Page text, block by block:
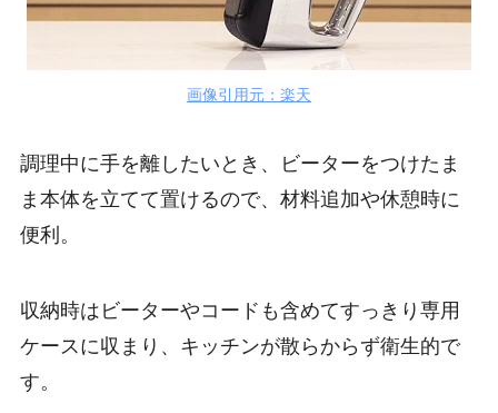
画像引用元：楽天
調理中に手を離したいとき、ビーターをつけたま
ま本体を立てて置けるので、材料追加や休憩時に
便利。
収納時はビーターやコードも含めてすっきり専用
ケースに収まり、キッチンが散らからず衛生的で
す。